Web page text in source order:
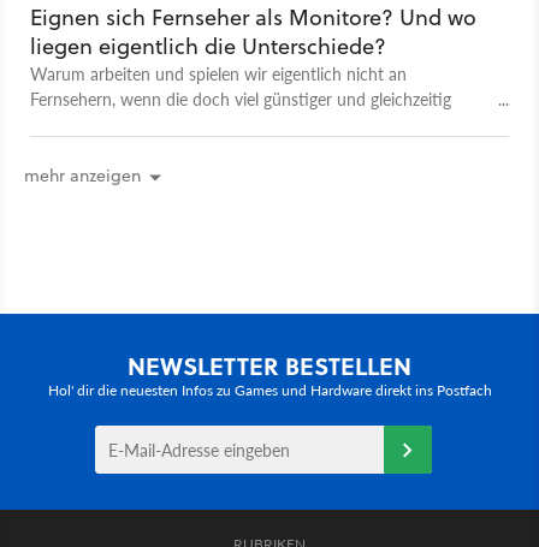
Eignen sich Fernseher als Monitore? Und wo
liegen eigentlich die Unterschiede?
Warum arbeiten und spielen wir eigentlich nicht an
Fernsehern, wenn die doch viel günstiger und gleichzeitig
mehr anzeigen
NEWSLETTER BESTELLEN
Hol' dir die neuesten Infos zu Games und Hardware direkt ins Postfach